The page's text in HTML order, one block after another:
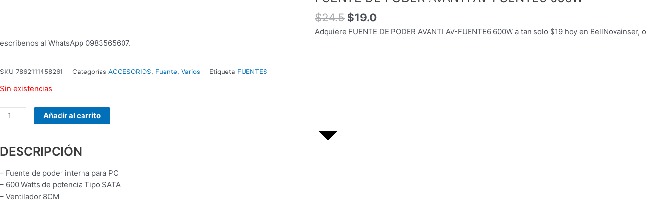
$24.5 era:
$24.5.
$19.0
Adquiere FUENTE DE PODER AVANTI AV-FUENTE6 600W a tan solo $19 hoy en BellNovainser, o
escribenos al WhatsApp 0983565607.
SKU 7862111458261 Categorías ACCESORIOS, Fuente, Varios Etiqueta FUENTES
Sin existencias
Añadir al carrito
DESCRIPCIÓN
– Fuente de poder interna para PC
– 600 Watts de potencia Tipo SATA
– Ventilador 8CM